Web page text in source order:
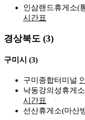
인삼랜드휴게소(
시간표
경상북도 (3)
구미시 (3)
구미종합터미널
낙동강의성휴게
시간표
선산휴게소(마산